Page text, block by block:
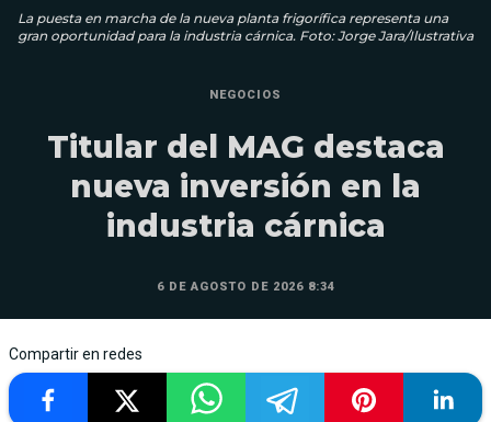
La puesta en marcha de la nueva planta frigorífica representa una
gran oportunidad para la industria cárnica. Foto: Jorge Jara/Ilustrativa
NEGOCIOS
Titular del MAG destaca
nueva inversión en la
industria cárnica
6 DE AGOSTO DE 2026 8:34
Compartir en redes